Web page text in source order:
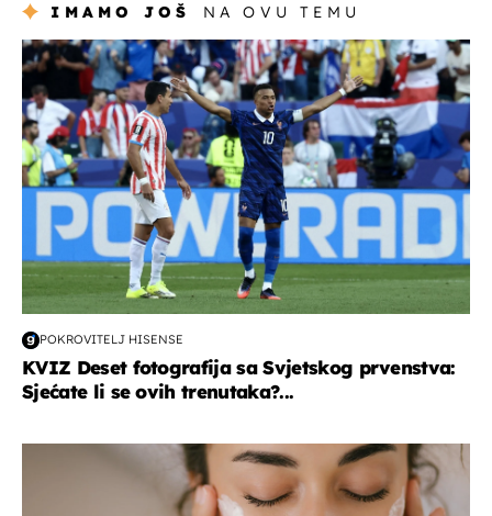
IMAMO JOŠ NA OVU TEMU
svjetsko prvenstvo 2026
POKROVITELJ HISENSE
KVIZ Deset fotografija sa Svjetskog prvenstva:
Sjećate li se ovih trenutaka?...
moda & ljepota